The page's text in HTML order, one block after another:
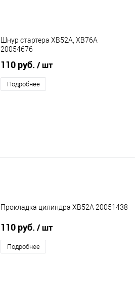
Шнур стартера XB52A, XB76A
20054676
110 руб. / шт
Подробнее
Прокладка цилиндра XB52A 20051438
110 руб. / шт
Подробнее